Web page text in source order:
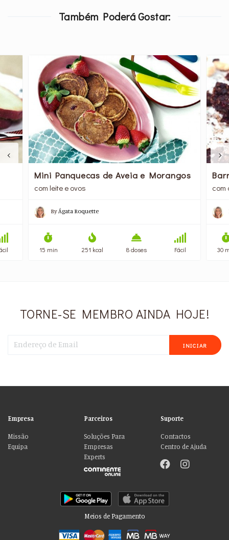
Também Poderá Gostar:
Mini Panquecas de Aveia e Morangos
com leite e ovos
By Ágata Roquette
15 min 251 kcal 8 doses Fácil
com
30
TORNE-SE MEMBRO AINDA HOJE!
INICIAR
Empresa
Missão
Equipa
Parceiros
Soluções Para
Empresas
Experts
Suporte
Contactos
Centro de Ajuda
Meios de Pagamento